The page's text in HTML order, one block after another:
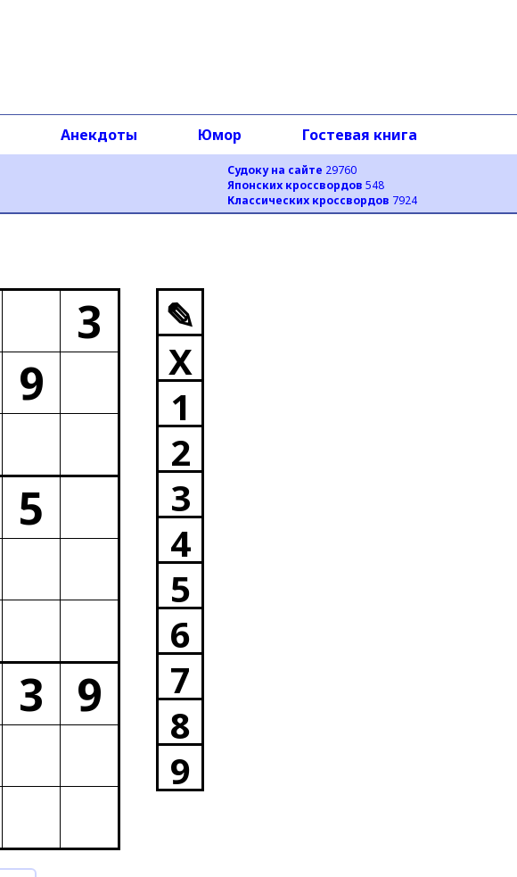
Судоку на сайте 29760
Японских кроссвордов 548
Классических кроссвордов 7924
Анекдоты Юмор Гостевая книга
3
9
5
3
9
✎
X
1
2
3
4
5
6
7
8
9